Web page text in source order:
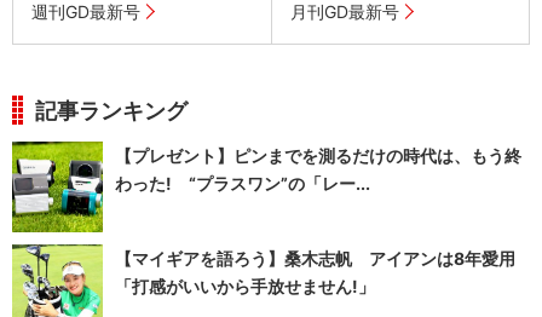
週刊GD最新号 月刊GD最新号
記事ランキング
【プレゼント】ピンまでを測るだけの時代は、もう終
わった! “プラスワン”の「レー...
【マイギアを語ろう】桑木志帆 アイアンは8年愛用
「打感がいいから手放せません!」